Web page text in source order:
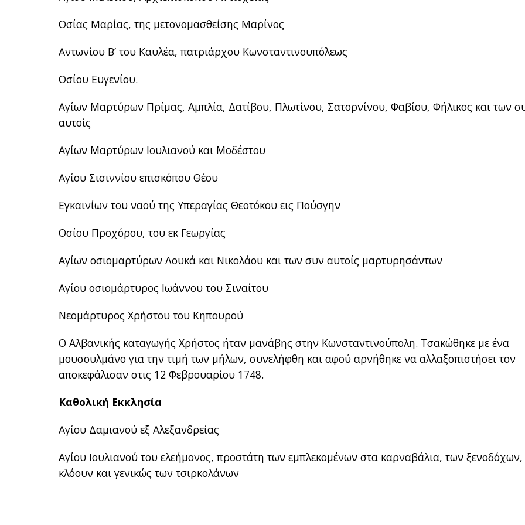
Οσίας Μαρίας, της μετονομασθείσης Μαρίνος
Αντωνίου Β’ του Καυλέα, πατριάρχου Κωνσταντινουπόλεως
Οσίου Ευγενίου.
Αγίων Μαρτύρων Πρίμας, Αμπλία, Δατίβου, Πλωτίνου, Σατορνίνου, Φαβίου, Φήλικος και των
αυτοίς
Αγίων Μαρτύρων Ιουλιανού και Μοδέστου
Αγίου Σισιννίου επισκόπου Θέου
Εγκαινίων του ναού της Υπεραγίας Θεοτόκου εις Πούσγην
Οσίου Προχόρου, του εκ Γεωργίας
Αγίων οσιομαρτύρων Λουκά και Νικολάου και των συν αυτοίς μαρτυρησάντων
Αγίου οσιομάρτυρος Ιωάννου του Σιναίτου
Νεομάρτυρος Χρήστου του Κηπουρού
Ο Αλβανικής καταγωγής Χρήστος ήταν μανάβης στην Κωνσταντινούπολη. Τσακώθηκε με ένα
μουσουλμάνο για την τιμή των μήλων, συνελήφθη και αφού αρνήθηκε να αλλαξοπιστήσει τον
αποκεφάλισαν στις 12 Φεβρουαρίου 1748.
Καθολική Εκκλησία
Αγίου Δαμιανού εξ Αλεξανδρείας
Αγίου Ιουλιανού του ελεήμονος, προστάτη των εμπλεκομένων στα καρναβάλια, των
κλόουν και γενικώς των τσιρκολάνων